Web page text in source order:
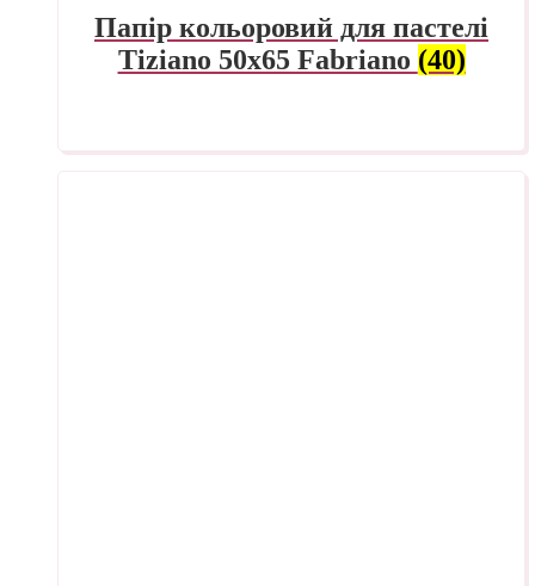
Папір кольоровий для пастелі
Tiziano 50х65 Fabriano (40)